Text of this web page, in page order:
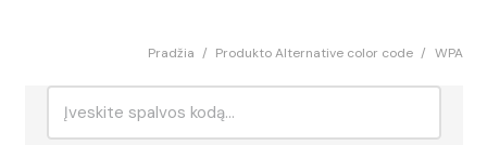
Pradžia / Produkto Alternative color code / WPA